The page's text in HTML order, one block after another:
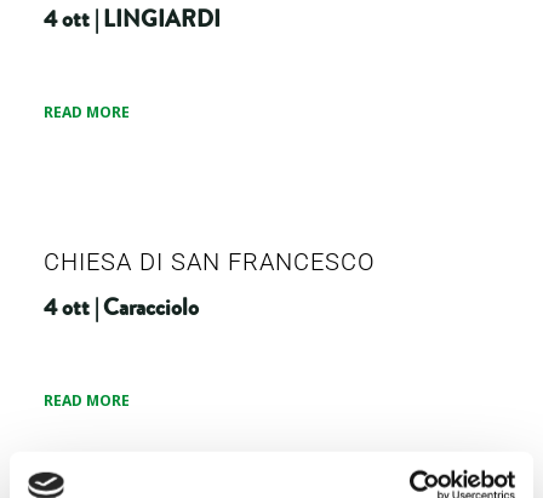
4 ott | LINGIARDI
READ MORE
CHIESA DI SAN FRANCESCO
4 ott | Caracciolo
READ MORE